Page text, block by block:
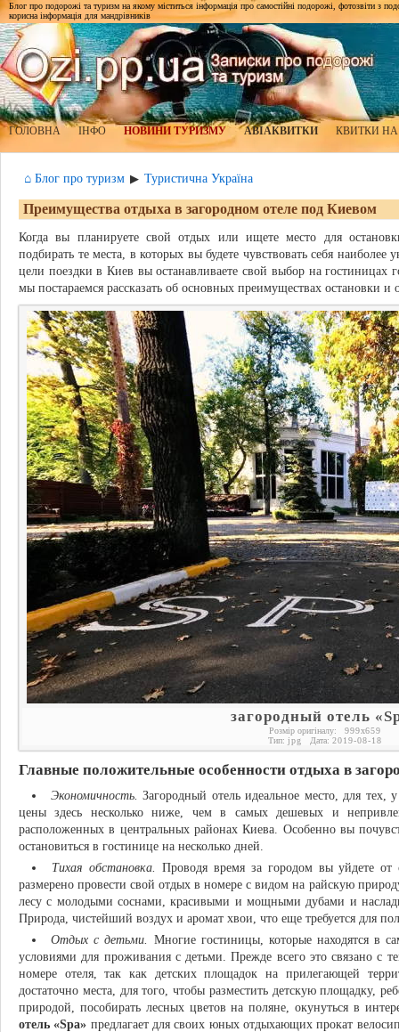
Блог про подорожі та туризм на якому міститься інформація про самостійні подорожі, фотозвіти з
корисна інформація для мандрівників
ГОЛОВНА ІНФО НОВИНИ ТУРИЗМУ АВІАКВИТКИ КВИТКИ
⌂ Блог про туризм ▶ Туристична Україна
Преимущества отдыха в загородном отеле под Киевом
Когда вы планируете свой отдых или ищете место для
подбирать те места, в которых вы будете чувствовать себя
цели поездки в Киев вы останавливаете свой выбор на гостиницах
мы постараемся рассказать об основных преимуществах остановки
загородный отель
Розмір оригіналу: 999x659
Тип: jpg Дата: 2019-08-18
Главные положительные особенности отдыха в
Экономичность. Загородный отель идеальное место, для
цены здесь несколько ниже, чем в самых дешевых и
расположенных в центральных районах Киева. Особенно вы
остановиться в гостинице на несколько дней.
Тихая обстановка. Проводя время за городом вы уйдете
размерено провести свой отдых в номере с видом на райскую
лесу с молодыми соснами, красивыми и мощными дубами и
Природа, чистейший воздух и аромат хвои, что еще требуется для
Отдых с детьми. Многие гостиницы, которые находятся в
условиями для проживания с детьми. Прежде всего это связано с
номере отеля, так как детских площадок на прилегающей
достаточно места, для того, чтобы разместить детскую площадку,
природой, пособирать лесных цветов на поляне, окунуться в
отель «Spa» предлагает для своих юных отдыхающих прокат